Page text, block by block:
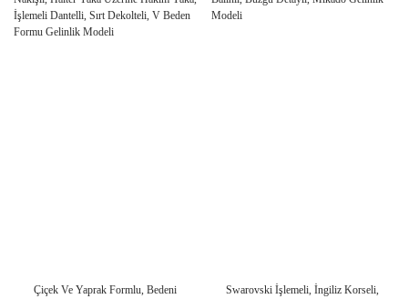
Çiçek Ve Yaprak Formlu, Bedeni
Swarovski İşlemeli, İngiliz Korseli,